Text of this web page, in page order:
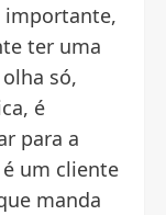
importante,
ter uma
só,
é
para a
um cliente
manda